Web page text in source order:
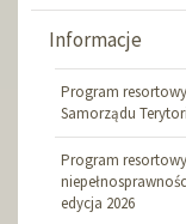
Informacje
Program
Samorządu
Program
edycja 2026